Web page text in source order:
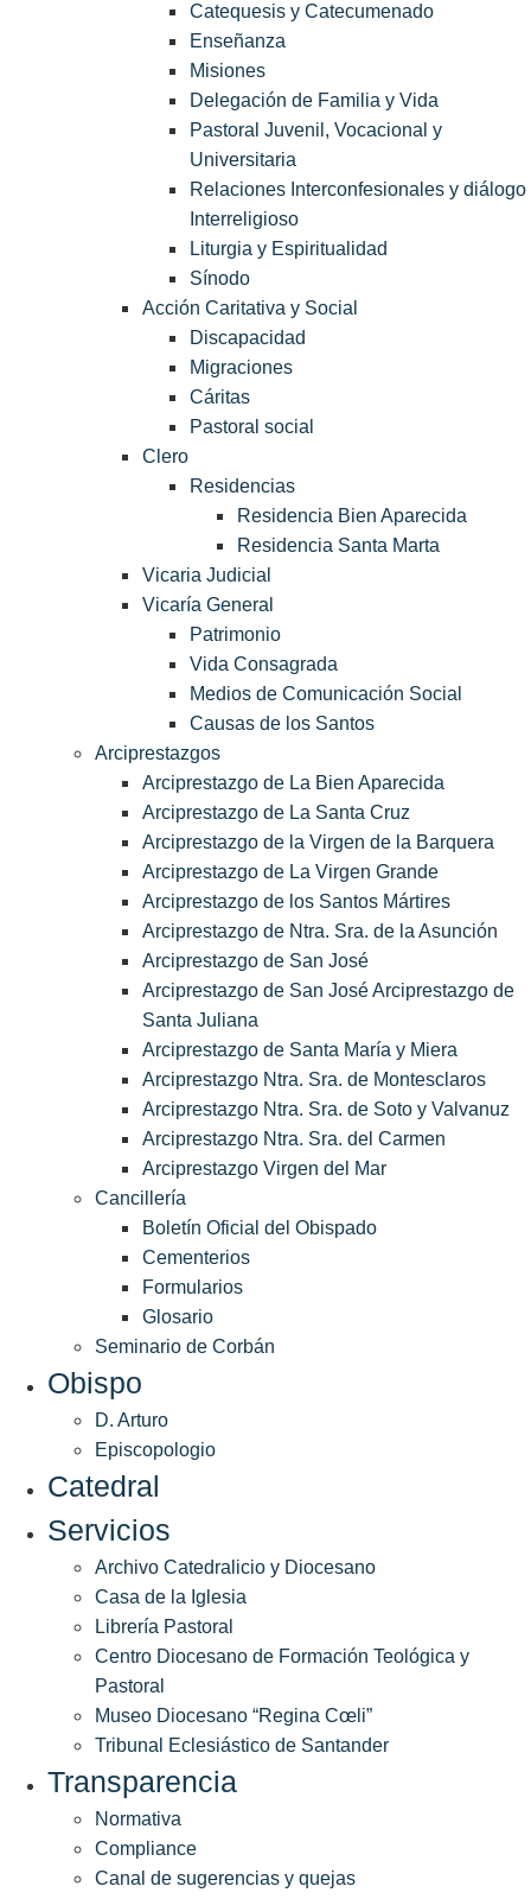
Catequesis y Catecumenado
Enseñanza
Misiones
Delegación de Familia y Vida
Pastoral Juvenil, Vocacional y
Universitaria
Relaciones Interconfesionales y diálogo
Interreligioso
Liturgia y Espiritualidad
Sínodo
Acción Caritativa y Social
Discapacidad
Migraciones
Cáritas
Pastoral social
Clero
Residencias
Residencia Bien Aparecida
Residencia Santa Marta
Vicaria Judicial
Vicaría General
Patrimonio
Vida Consagrada
Medios de Comunicación Social
Causas de los Santos
Arciprestazgos
Arciprestazgo de La Bien Aparecida
Arciprestazgo de La Santa Cruz
Arciprestazgo de la Virgen de la Barquera
Arciprestazgo de La Virgen Grande
Arciprestazgo de los Santos Mártires
Arciprestazgo de Ntra. Sra. de la Asunción
Arciprestazgo de San José
Arciprestazgo de San José Arciprestazgo de
Santa Juliana
Arciprestazgo de Santa María y Miera
Arciprestazgo Ntra. Sra. de Montesclaros
Arciprestazgo Ntra. Sra. de Soto y Valvanuz
Arciprestazgo Ntra. Sra. del Carmen
Arciprestazgo Virgen del Mar
Cancillería
Boletín Oficial del Obispado
Cementerios
Formularios
Glosario
Seminario de Corbán
Obispo
D. Arturo
Episcopologio
Catedral
Servicios
Archivo Catedralicio y Diocesano
Casa de la Iglesia
Librería Pastoral
Centro Diocesano de Formación Teológica y
Pastoral
Museo Diocesano “Regina Cœli”
Tribunal Eclesiástico de Santander
Transparencia
Normativa
Compliance
Canal de sugerencias y quejas